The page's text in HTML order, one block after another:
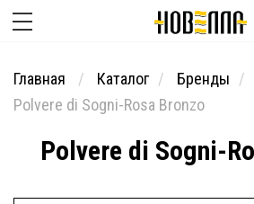
Главная Каталог Бренды
Polvere di Sogni-Rosa Bronzo
Polvere di Sogni-